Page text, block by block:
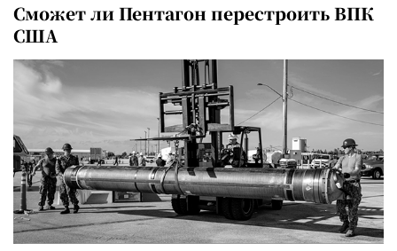
Сможет ли Пентагон перестроить ВПК
США